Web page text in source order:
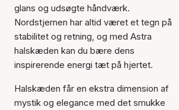
glans og udsøgte håndværk.
Nordstjernen har altid været et tegn på
stabilitet og retning, og med Astra
halskæden kan du bære dens
inspirerende energi tæt på hjertet.
Halskæden får en ekstra dimension af
mystik og elegance med det smukke